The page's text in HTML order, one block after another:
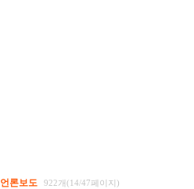
언론보도 922개(14/47페이지)